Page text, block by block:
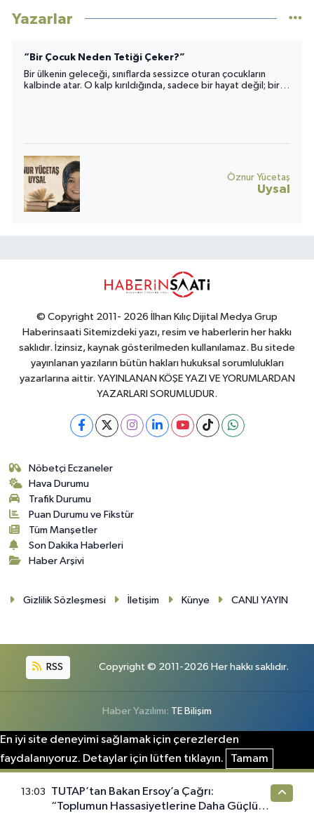
Yazarlar
“Bir Çocuk Neden Tetiği Çeker?”
Bir ülkenin geleceği, sınıflarda sessizce oturan çocukların
kalbinde atar. O kalp kırıldığında, sadece bir hayat değil; bir
Öznur Yücetaş
Uysal
© Copyright 2011- 2026 İlhan Kılıç Dijital Medya Grup
Haberinsaati Sitemizdeki yazı, resim ve haberlerin her hakkı
saklıdır. İzinsiz, kaynak gösterilmeden kullanılamaz. Bu sitede
yayınlanan yazıların bütün hakları hukuksal sorumlulukları
yazarlarına aittir. YAYINLANAN KÖŞE YAZI VE YORUMLARDAN
YAZARLARI SORUMLUDUR.
Nöbetçi Eczaneler
Hava Durumu
Trafik Durumu
Puan Durumu ve Fikstür
Tüm Manşetler
Son Dakika Haberleri
Haber Arşivi
Gizlilik Sözleşmesi İletişim Künye CANLI YAYIN
RSS Copyright © 2011-2026 Her hakkı saklıdır.
Haber Yazılımı: TE Bilişim
En iyi site deneyimi sağlamak için çerezlerden
faydalanıyoruz. Detaylar için lütfen tıklayın.
Tamam
13:03
TUTAP’tan Bakan Ersoy’a Çağrı:
“Toplumun Hassasiyetlerine Daha Güçlü